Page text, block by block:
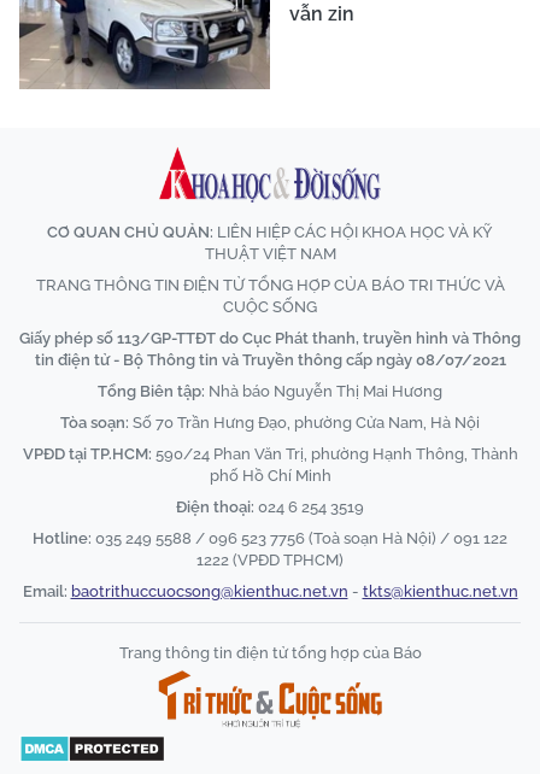
vẫn zin
CƠ QUAN CHỦ QUẢN: LIÊN HIỆP CÁC HỘI KHOA HỌC VÀ KỸ
THUẬT VIỆT NAM
TRANG THÔNG TIN ĐIỆN TỬ TỔNG HỢP CỦA BÁO TRI THỨC VÀ
CUỘC SỐNG
Giấy phép số 113/GP-TTĐT do Cục Phát thanh, truyền hình và Thông
tin điện tử - Bộ Thông tin và Truyền thông cấp ngày 08/07/2021
Tổng Biên tập: Nhà báo Nguyễn Thị Mai Hương
Tòa soạn: Số 70 Trần Hưng Đạo, phường Cửa Nam, Hà Nội
VPĐD tại TP.HCM: 590/24 Phan Văn Trị, phường Hạnh Thông, Thành
phố Hồ Chí Minh
Điện thoại: 024 6 254 3519
Hotline: 035 249 5588 / 096 523 7756 (Toà soạn Hà Nội) / 091 122
1222 (VPĐD TPHCM)
Email: baotrithuccuocsong@kienthuc.net.vn - tkts@kienthuc.net.vn
Trang thông tin điện tử tổng hợp của Báo